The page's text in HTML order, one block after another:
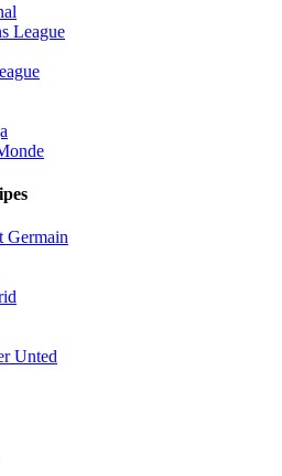
League
Germain
Unted